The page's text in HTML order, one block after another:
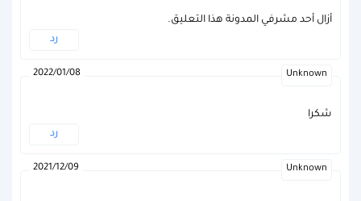
أزال أحد مشرفي المدونة هذا التعليق.
رد
Unknown
2022/01/08
شكرا
رد
Unknown
2021/12/09